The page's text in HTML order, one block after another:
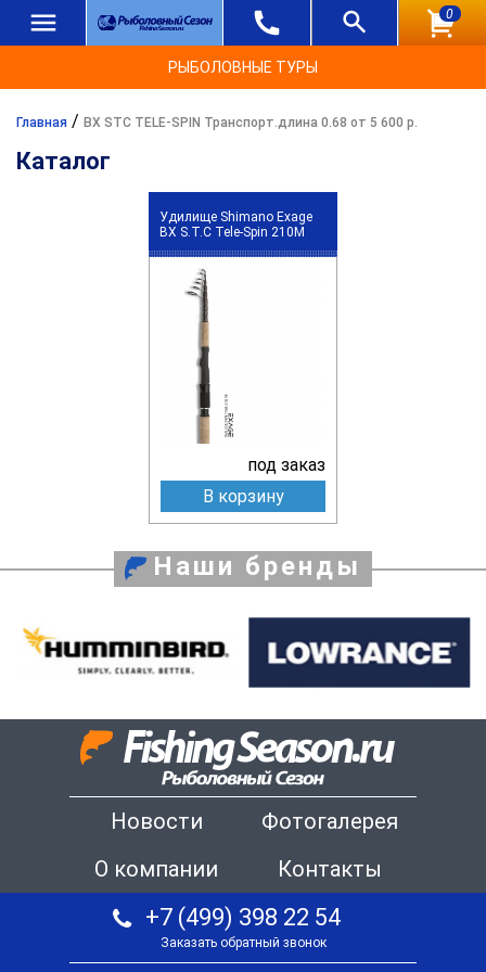
0
РЫБОЛОВНЫЕ ТУРЫ
Главная / BX STC TELE-SPIN Транспорт.длина 0.68 от 5 600 р.
Каталог
Удилище Shimano Exage
BX S.T.C Tele-Spin 210M
под заказ
В корзину
Наши бренды
Новости
Фотогалерея
О компании
Контакты
+7 (499) 398 22 54
Заказать обратный звонок